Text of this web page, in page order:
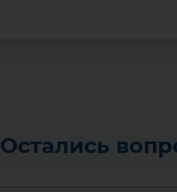
Остались